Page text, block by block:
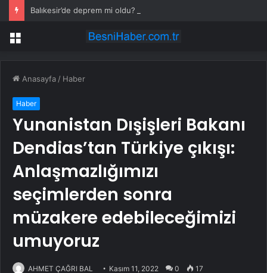
Menü
Anasayfa / Haber
Haber
Yunanistan Dışişleri Bakanı
Dendias’tan Türkiye çıkışı:
Anlaşmazlığımızı
seçimlerden sonra
müzakere edebileceğimizi
umuyoruz
AHMET ÇAĞRI BAL Kasım 11, 2022 0 17